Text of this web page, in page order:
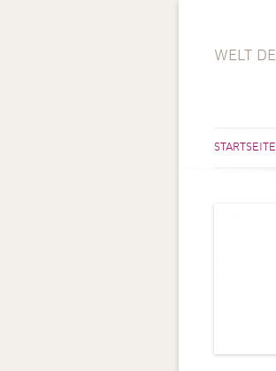
WELT
STARTSEITE